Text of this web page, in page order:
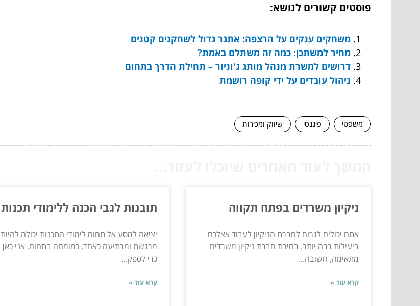
פוסטים קשורים לנושא:
משחקים ענקים על הרצפה: אתגר גדול לשחקנים קטנים
מחיר למשתכן: כמה זה משתלם באמת?
דרושים למשרת מנהל מותג ג'וניור – תחילת הדרך בתחום
ניהול עובדים על ידי קופה רושמת
משפטי פיננסי שיווק ומכירות
ניקיון משרדים בפתח תקווה
אתם יכולים לגרום לחברת הניקיון לעבוד אצלכם
ביעילות רבה יותר. בחירת חברת ניקיון משרדים
מתאימה, חשובה...
קרא עוד »
תובנות לגבי הכנה ללימודי תכנות
יציאה למסע אל תחום לימודי התכנות יכולה להיות
מרגשת ומרתיעה כאחד. כמומחה בתחום, אני כאן
כדי לספק...
קרא עוד »